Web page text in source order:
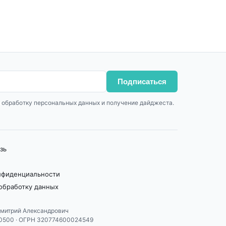
Подписаться
персональных данных и получение дайджеста.
данных
Александрович
· ОГРН 320774600024549